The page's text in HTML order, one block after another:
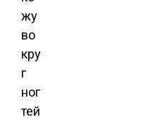
жу
во
кру
г
ног
тей